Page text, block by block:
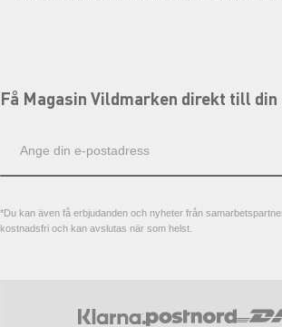
Få Magasin Vildmarken direkt till
postadress
*Du kan även få erbjudanden och nyheter från
kostnadsfri och kan avslutas när som helst.